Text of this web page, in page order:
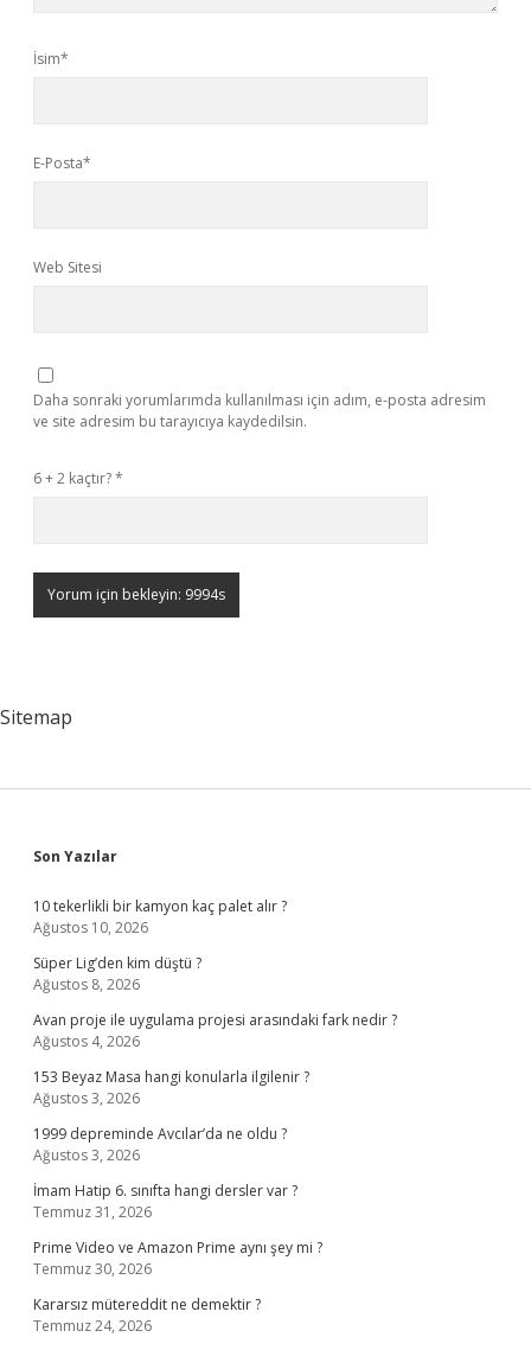
İsim*
E-Posta*
Web Sitesi
Daha sonraki yorumlarımda kullanılması için adım, e-posta adresim
ve site adresim bu tarayıcıya kaydedilsin.
6 + 2 kaçtır?*
Sitemap
Sidebar
Son Yazılar
10 tekerlikli bir kamyon kaç palet alır ?
Ağustos 10, 2026
Süper Lig’den kim düştü ?
Ağustos 8, 2026
Avan proje ile uygulama projesi arasındaki fark nedir ?
Ağustos 4, 2026
153 Beyaz Masa hangi konularla ilgilenir ?
Ağustos 3, 2026
1999 depreminde Avcılar’da ne oldu ?
Ağustos 3, 2026
İmam Hatip 6. sınıfta hangi dersler var ?
Temmuz 31, 2026
Prime Video ve Amazon Prime aynı şey mi ?
Temmuz 30, 2026
Kararsız mütereddit ne demektir ?
Temmuz 24, 2026